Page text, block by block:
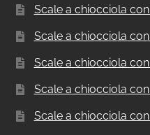
Scale a chiocciola
Scale a chiocciola
Scale a chiocciola
Scale a chiocciola
Scale a chiocciola